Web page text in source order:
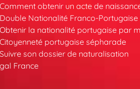
Comment obtenir un acte de
Double Nationalité Franco-Portugaise
Obtenir la nationalité portugaise par
Citoyenneté portugaise sépharade
Suivre son dossier de naturalisation
France